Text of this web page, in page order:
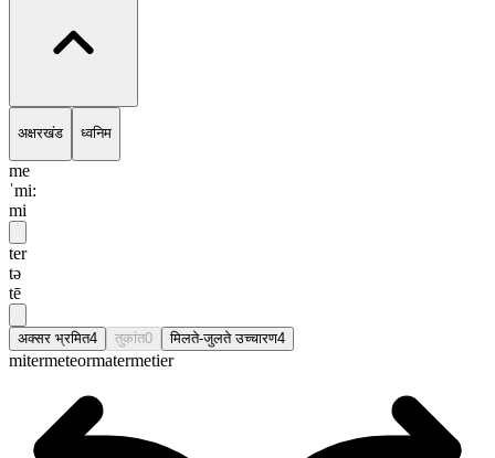
अक्षरखंड ध्वनिम
me
ˈmi:
mi
ter
tə
tē
अक्सर भ्रमित4 तुकांत0 मिलते-जुलते उच्चारण4
mitermeteormatermetier